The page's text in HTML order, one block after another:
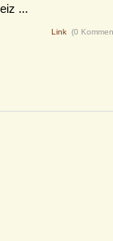
...
Link (0